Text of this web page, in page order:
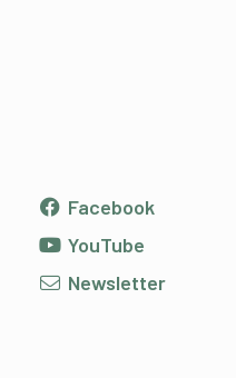
Facebook
YouTube
Newsletter